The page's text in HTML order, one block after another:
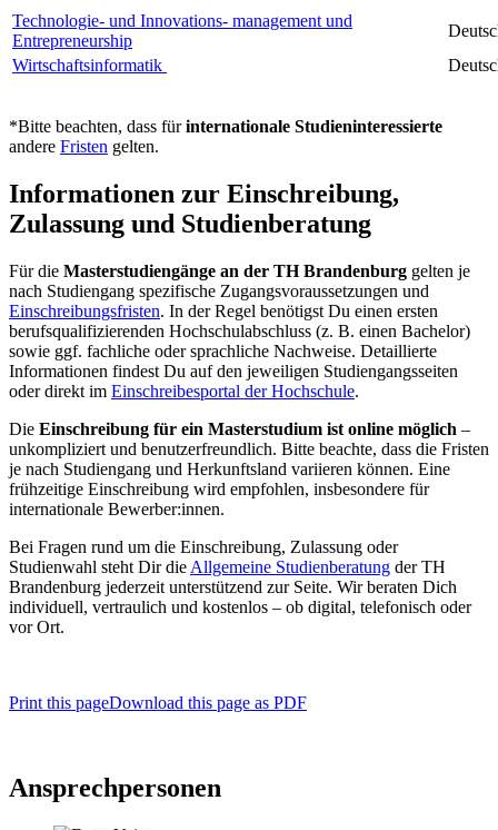
Technologie- und Innovations- management und
Entrepreneurship
Wirtschaftsinformatik
*Bitte beachten, dass fürinternationale Studieninteressierte
andere Fristen gelten.
Informationen zur Einschreibung,
Zulassung und Studienberatung
Für die Masterstudiengänge an der TH Brandenburg gelten je
nach Studiengang spezifische Zugangsvoraussetzungen und
Einschreibungsfristen. In der Regel benötigst Du einen ersten
berufsqualifizierenden Hochschulabschluss (z. B. einen Bachelor)
sowie ggf. fachliche oder sprachliche Nachweise. Detaillierte
Informationen findest Du auf den jeweiligen Studiengangsseiten
oder direkt im Einschreibesportal der Hochschule.
Die Einschreibung für ein Masterstudium ist online möglich –
unkompliziert und benutzerfreundlich. Bitte beachte, dass die Fristen
je nach Studiengang und Herkunftsland variieren können. Eine
frühzeitige Einschreibung wird empfohlen, insbesondere für
internationale Bewerber:innen.
Bei Fragen rund um die Einschreibung, Zulassung oder
Studienwahl steht Dir die Allgemeine Studienberatung der TH
Brandenburg jederzeit unterstützend zur Seite. Wir beraten Dich
individuell, vertraulich und kostenlos – ob digital, telefonisch oder
vor Ort.
Print this pageDownload this page as PDF
Ansprechpersonen